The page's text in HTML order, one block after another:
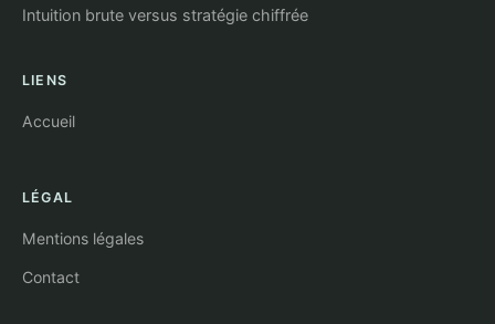
Intuition brute versus stratégie chiffrée
LIENS
Accueil
LÉGAL
Mentions légales
Contact